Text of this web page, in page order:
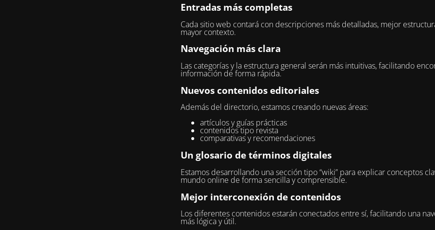
Entradas más completas
Cada sitio web contará con descripciones más detalladas, mejor
mayor contexto.
Navegación más clara
Las categorías y la estructura general serán más intuitivas, facilitando
información de forma rápida.
Nuevos contenidos editoriales
Además del directorio, estamos creando nuevas áreas:
artículos y guías prácticas
contenidos tipo revista
comparativas y recomendaciones
Un glosario de términos digitales
Estamos desarrollando una sección tipo “wiki” para explicar conceptos
mundo online de forma sencilla y comprensible.
Mejor interconexión de contenidos
Los diferentes contenidos estarán conectados entre sí, facilitando una
más lógica y útil.